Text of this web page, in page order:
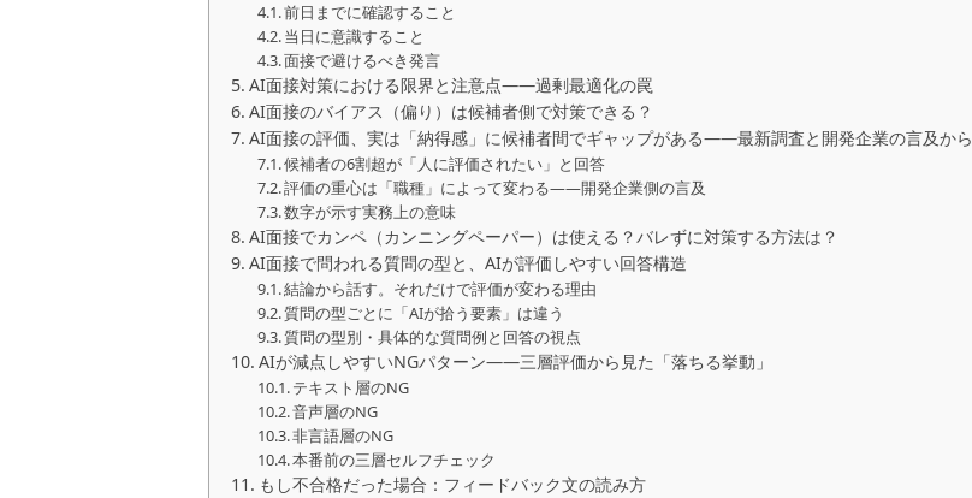
前日までに確認すること
当日に意識すること
面接で避けるべき発言
AI面接対策における限界と注意点――過剰最適化の罠
AI面接のバイアス（偏り）は候補者側で対策できる？
AI面接の評価、実は「納得感」に候補者間でギャップがある——最新調査と開発企業の言及から
候補者の6割超が「人に評価されたい」と回答
評価の重心は「職種」によって変わる——開発企業側の言及
数字が示す実務上の意味
AI面接でカンペ（カンニングペーパー）は使える？バレずに対策する方法は？
AI面接で問われる質問の型と、AIが評価しやすい回答構造
結論から話す。それだけで評価が変わる理由
質問の型ごとに「AIが拾う要素」は違う
質問の型別・具体的な質問例と回答の視点
AIが減点しやすいNGパターン――三層評価から見た「落ちる挙動」
テキスト層のNG
音声層のNG
非言語層のNG
本番前の三層セルフチェック
もし不合格だった場合：フィードバック文の読み方